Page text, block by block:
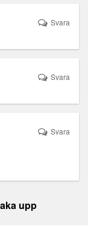
Svara
Svara
Svara
upp